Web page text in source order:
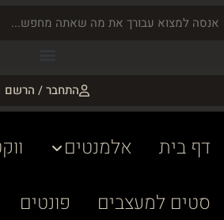
התחבר / הרשם
דף בית אלמנטים
סטים למעצבים
פונטים